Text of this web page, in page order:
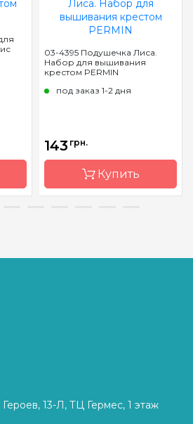
03-4395 Подушечка Лиса.
Набор для вышивания
крестом PERMIN
под заказ 1-2 дня
143 грн.
Купить
Страна-
Дания
13-Л, ТЦ Гермес, 1 этаж